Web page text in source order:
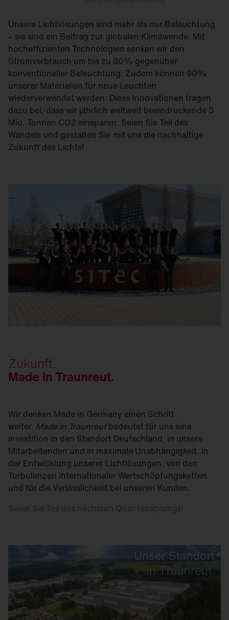
Unsere Lichtlösungen sind mehr als nur Beleuchtung
– sie sind ein Beitrag zur globalen Klimawende. Mit
hocheffizienten Technologien senken wir den
Stromverbrauch um bis zu 80% gegenüber
konventioneller Beleuchtung. Zudem können 90%
unserer Materialien für neue Leuchten
wiederverwendet werden. Diese Innovationen tragen
dazu bei, dass wir jährlich weltweit beeindruckende 3
Mio. Tonnen CO2 einsparen. Seien Sie Teil des
Wandels und gestalten Sie mit uns die nachhaltige
Zukunft des Lichts!
Zukunft.
Made in Traunreut.
Wir denken Made in Germany einen Schritt
weiter. Made in Traunreutbedeutet für uns eine
Investition in den Standort Deutschland, in unsere
Mitarbeitenden und in maximale Unabhängigkeit. In
der Entwicklung unserer Lichtlösungen, von den
Turbulenzen internationaler Wertschöpfungsketten
und für die Verlässlichkeit bei unseren Kunden.
Seien Sie Teil des nächsten Quantensprungs!